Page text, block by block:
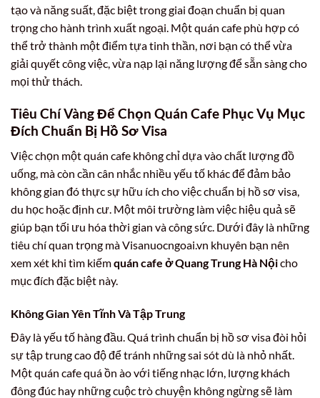
tạo và năng suất, đặc biệt trong giai đoạn chuẩn bị quan
trọng cho hành trình xuất ngoại. Một quán cafe phù hợp có
thể trở thành một điểm tựa tinh thần, nơi bạn có thể vừa
giải quyết công việc, vừa nạp lại năng lượng để sẵn sàng cho
mọi thử thách.
Tiêu Chí Vàng Để Chọn Quán Cafe Phục Vụ Mục
Đích Chuẩn Bị Hồ Sơ Visa
Việc chọn một quán cafe không chỉ dựa vào chất lượng đồ
uống, mà còn cần cân nhắc nhiều yếu tố khác để đảm bảo
không gian đó thực sự hữu ích cho việc chuẩn bị hồ sơ visa,
du học hoặc định cư. Một môi trường làm việc hiệu quả sẽ
giúp bạn tối ưu hóa thời gian và công sức. Dưới đây là những
tiêu chí quan trọng mà Visanuocngoai.vn khuyên bạn nên
xem xét khi tìm kiếmquán cafe ở Quang Trung Hà Nộicho
mục đích đặc biệt này.
Không Gian Yên Tĩnh Và Tập Trung
Đây là yếu tố hàng đầu. Quá trình chuẩn bị hồ sơ visa đòi hỏi
sự tập trung cao độ để tránh những sai sót dù là nhỏ nhất.
Một quán cafe quá ồn ào với tiếng nhạc lớn, lượng khách
đông đúc hay những cuộc trò chuyện không ngừng sẽ làm